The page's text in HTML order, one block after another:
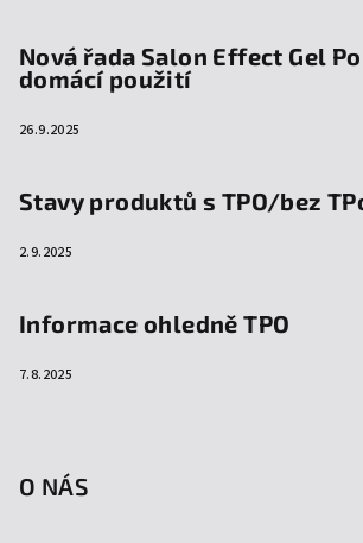
Nová řada Salon Effect Gel
domácí použití
26.9.2025
Stavy produktů s TPO/bez
2.9.2025
Informace ohledně TPO
7.8.2025
O NÁS